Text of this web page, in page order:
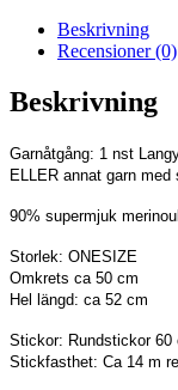
Beskrivning
Recensioner (0)
Beskrivning
Garnåtgång: 1 nst
ELLER annat garn
90% supermjuk
Storlek: ONESIZE
Omkrets ca 50 cm
Hel längd: ca 52 cm
Stickor: Rundstickor 60
Stickfasthet: Ca 14 m